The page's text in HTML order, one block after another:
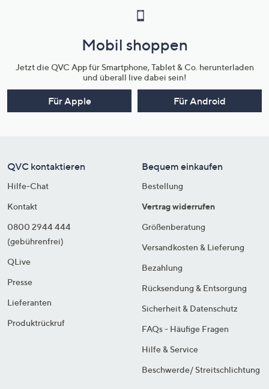
Mobil shoppen
Jetzt die QVC App für Smartphone, Tablet & Co. herunterladen
und überall live dabei sein!
Für Apple Für Android
QVC kontaktieren
Hilfe-Chat
Kontakt
0800 2944 444
(gebührenfrei)
QLive
Presse
Lieferanten
Produktrückruf
Bequem einkaufen
Bestellung
Vertrag widerrufen
Größenberatung
Versandkosten & Lieferung
Bezahlung
Rücksendung & Entsorgung
Sicherheit & Datenschutz
FAQs - Häufige Fragen
Hilfe & Service
Beschwerde/ Streitschlichtung